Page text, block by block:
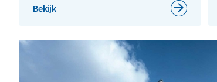
Bekijk